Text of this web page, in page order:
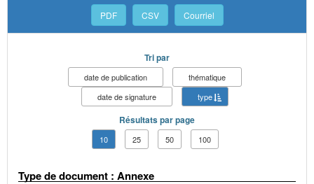
PDF CSV Courriel
Tri par
date de publication
thématique
date de signature
type
Résultats par page
10 25 50 100
Type de document : Annexe